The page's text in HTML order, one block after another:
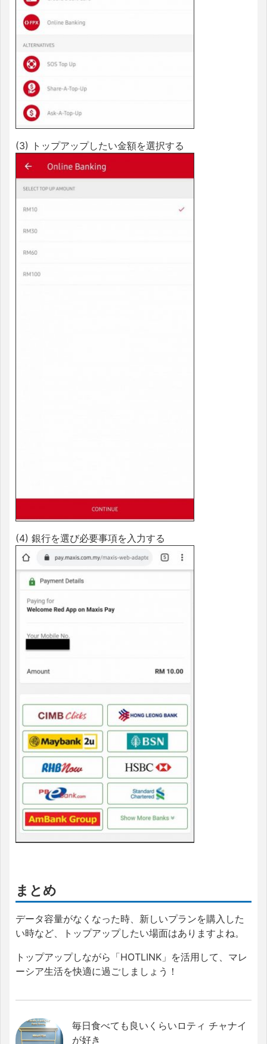
(3) トップアップしたい金額を選択する
(4) 銀行を選び必要事項を入力する
まとめ
データ容量がなくなった時、新しいプランを購入した
い時など、トップアップしたい場面はありますよね。
トップアップしながら「HOTLINK」を活用して、マレ
ーシア生活を快適に過ごしましょう！
毎日食べても良いくらいロティ チャナイ
が好き